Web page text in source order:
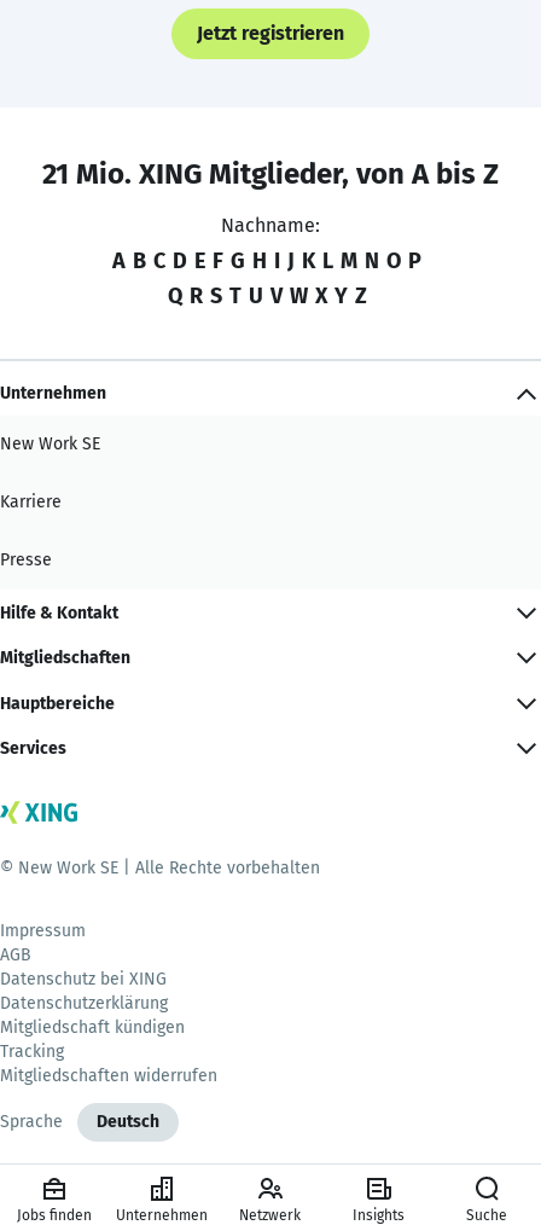
Jetzt registrieren
21 Mio. XING Mitglieder, von A bis Z
Nachname:
A B C D E F G H I J K L M N O P
Q R S T U V W X Y Z
Unternehmen
New Work SE
Karriere
Presse
Hilfe & Kontakt
Mitgliedschaften
Hauptbereiche
Services
© New Work SE | Alle Rechte vorbehalten
Impressum
AGB
Datenschutz bei XING
Datenschutzerklärung
Mitgliedschaft kündigen
Tracking
Mitgliedschaften widerrufen
Sprache Deutsch
Jobs finden Unternehmen Netzwerk Insights Suche